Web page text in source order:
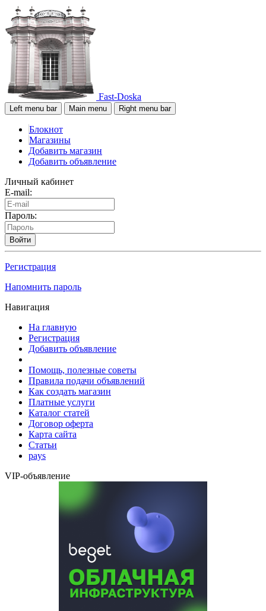
Fast-Doska
Left menu bar Main menu Right menu bar
Блокнот
Магазины
Добавить магазин
Добавить объявление
Личный кабинет
E-mail:
Пароль:
Войти
Регистрация
Напомнить пароль
Навигация
На главную
Регистрация
Добавить объявление
Помощь, полезные советы
Правила подачи объявлений
Как создать магазин
Платные услуги
Каталог статей
Договор оферта
Карта сайта
Статьи
pays
VIP-объявление